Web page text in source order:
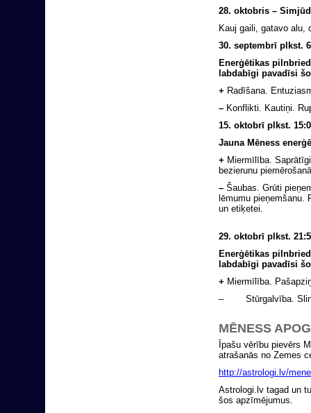
28. oktobris –
Kauj gaili, gatavo alu,
30. septembrī plkst.
Enerģētikas
labdabīgi pavadīsi
+ Radīšana.
– Konflikti. Kautiņi.
15. oktobrī plkst.
Jauna Mēness
+ Miermīlība.
bezierunu
– Šaubas. Grūti
lēmumu pieņemšanu.
un etiķetei.
29. oktobrī plkst.
Enerģētikas
labdabīgi pavadīsi
+ Miermīlība.
– Stūrgalvība.
MĒNESS
Īpašu vērību pievērs
atrašanās no Zemes
http://astrologi.lv/
Astrologi.lv tagad un
šos apzīmējumus.